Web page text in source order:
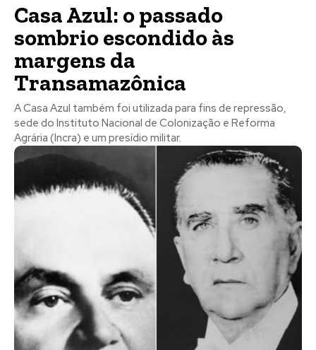
Casa Azul: o passado
sombrio escondido às
margens da
Transamazônica
A Casa Azul também foi utilizada para fins de repressão,
sede do Instituto Nacional de Colonização e Reforma
Agrária (Incra) e um presídio militar.